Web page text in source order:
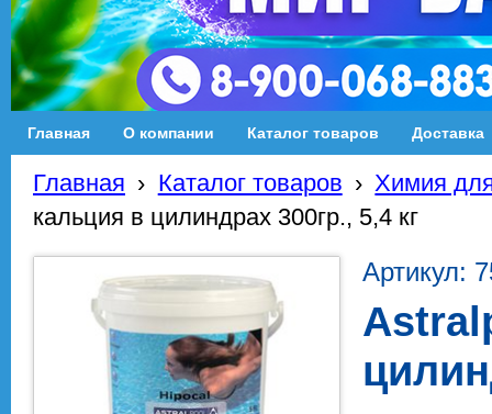
Главная О компании Каталог товаров Доставка
Главная › Каталог товаров › Химия
кальция в цилиндрах 300гр., 5,4 кг
Артикул: